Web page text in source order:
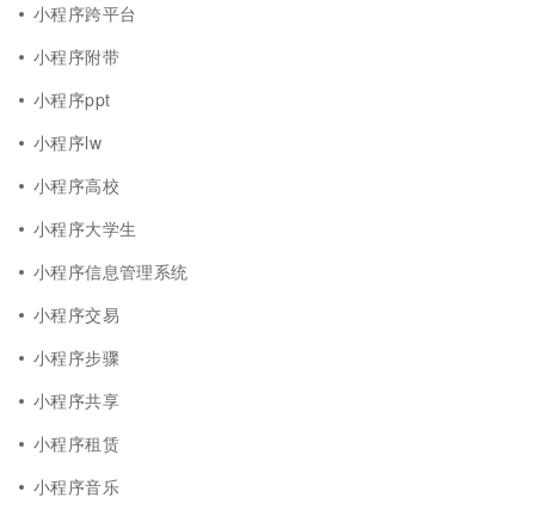
小程序跨平台
小程序附带
小程序ppt
小程序lw
小程序高校
小程序大学生
小程序信息管理系统
小程序交易
小程序步骤
小程序共享
小程序租赁
小程序音乐